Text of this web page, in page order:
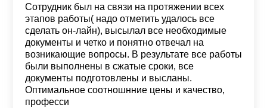
Сотрудник был на связи на протяжении всех
этапов работы( надо отметить удалось все
сделать он-лайн), высылал все необходимые
документы и четко и понятно отвечал на
возникающие вопросы. В результате все работы
были выполнены в сжатые сроки, все
документы подготовлены и высланы.
Оптимальное соотношнние цены и качество,
професси